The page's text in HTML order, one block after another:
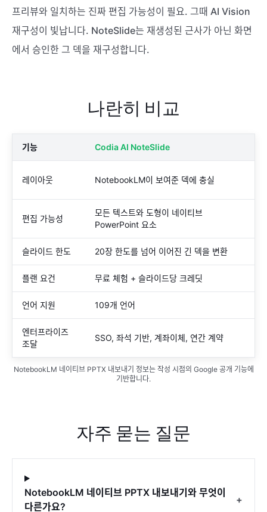
프리뷰와 일치하는 진짜 편집 가능성이 필요. 그때 AI Vision
재구성이 빛납니다. NoteSlide는 재생성된 근사가 아닌 화면
에서 승인한 그 덱을 재구성합니다.
나란히 비교
기능 Codia AI NoteSlide
레이아웃 NotebookLM이 보여준 덱에 충실
편집 가능성
모든 텍스트와 도형이 네이티브
PowerPoint 요소
슬라이드 한도 20장 한도를 넘어 이어진 긴 덱을 변환
플랜 요건 무료 체험 + 슬라이드당 크레딧
언어 지원 109개 언어
엔터프라이즈
조달
SSO, 좌석 기반, 계좌이체, 연간 계약
NotebookLM 네이티브 PPTX 내보내기 정보는 작성 시점의 Google 공개 기능에
기반합니다.
자주 묻는 질문
NotebookLM 네이티브 PPTX 내보내기와 무엇이
다른가요?
+